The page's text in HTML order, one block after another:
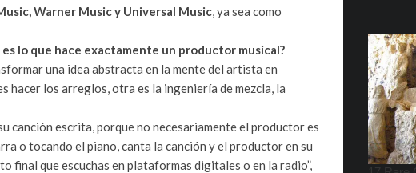
Warner Music y Universal Music, ya sea como
es lo que hace exactamente un productor musical?
una idea abstracta en la mente del artista en
hacer los arreglos, otra es la ingeniería de mezcla, la
canción escrita, porque no necesariamente el productor es
o tocando el piano, canta la canción y el productor en su
final que escuchas en plataformas digitales o en la radio”,